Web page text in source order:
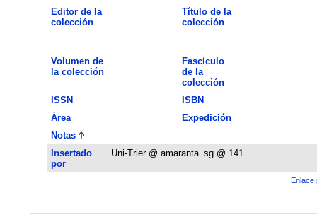
Editor de la
colección
Título de la
colección
Volumen de
la colección
Fascículo
de la
colección
ISSN
ISBN
Área
Expedición
Notas
Insertado
por
Uni-Trier @ amaranta_sg @ 141
Enlace